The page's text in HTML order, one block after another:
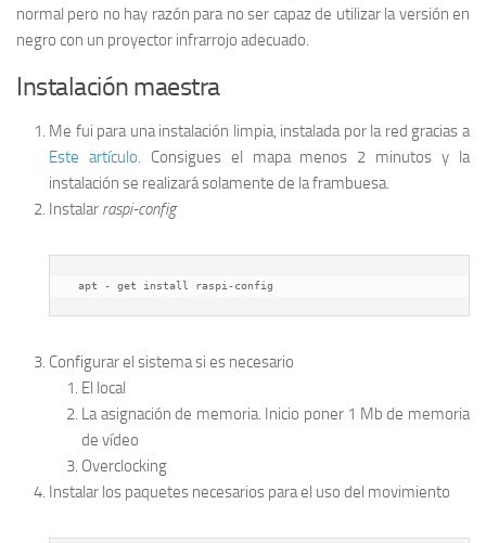
normal pero no hay razón para no ser capaz de utilizar la versión en
negro con un proyector infrarrojo adecuado.
Instalación maestra
Me fui para una instalación limpia, instalada por la red gracias a
Este artículo. Consigues el mapa menos 2 minutos y la
instalación se realizará solamente de la frambuesa.
Instalar raspi-config
apt - get install raspi-config
Configurar el sistema si es necesario
El local
La asignación de memoria. Inicio poner 1 Mb de memoria
de vídeo
Overclocking
Instalar los paquetes necesarios para el uso del movimiento